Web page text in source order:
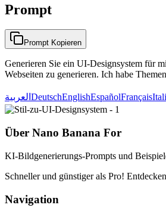
Prompt
Prompt Kopieren
Generieren Sie ein UI-Designsystem für
Webseiten zu generieren. Ich habe
العربية DeutschEnglishEspañolFrançais
Über Nano Banana For
KI-Bildgenerierungs-Prompts und
Schneller und günstiger als Pro!
Navigation